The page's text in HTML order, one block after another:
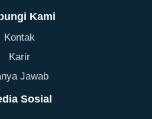
Kami
Kontak
Karir
Jawab
Sosial